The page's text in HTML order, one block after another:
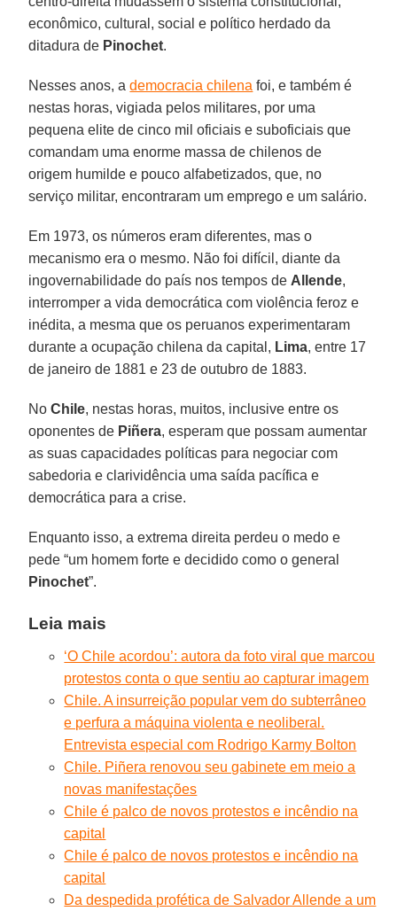
econômico, cultural, social e político herdado da
ditadura de Pinochet.
Nesses anos, ademocracia chilena foi, e também é
nestas horas, vigiada pelos militares, por uma
pequena elite de cinco mil oficiais e suboficiais que
comandam uma enorme massa de chilenos de
origem humilde e pouco alfabetizados, que, no
serviço militar, encontraram um emprego e um salário.
Em 1973, os números eram diferentes, mas o
mecanismo era o mesmo. Não foi difícil, diante da
ingovernabilidade do país nos tempos de Allende,
interromper a vida democrática com violência feroz e
inédita, a mesma que os peruanos experimentaram
durante a ocupação chilena da capital, Lima, entre 17
de janeiro de 1881 e 23 de outubro de 1883.
NoChile, nestas horas, muitos, inclusive entre os
oponentes de Piñera, esperam que possam aumentar
as suas capacidades políticas para negociar com
sabedoria e clarividência uma saída pacífica e
democrática para a crise.
Enquanto isso, a extrema direita perdeu o medo e
pede “um homem forte e decidido como o general
Pinochet”.
Leia mais
‘O Chile acordou’: autora da foto viral que marcou
protestos conta o que sentiu ao capturar imagem
Chile. A insurreição popular vem do subterrâneo
e perfura a máquina violenta e neoliberal.
Entrevista especial com Rodrigo Karmy Bolton
Chile. Piñera renovou seu gabinete em meio a
novas manifestações
Chile é palco de novos protestos e incêndio na
capital
Chile é palco de novos protestos e incêndio na
capital
Da despedida profética de Salvador Allende a um